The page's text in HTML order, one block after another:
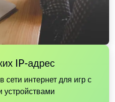
IP-адрес
интернет для игр с
устройствами